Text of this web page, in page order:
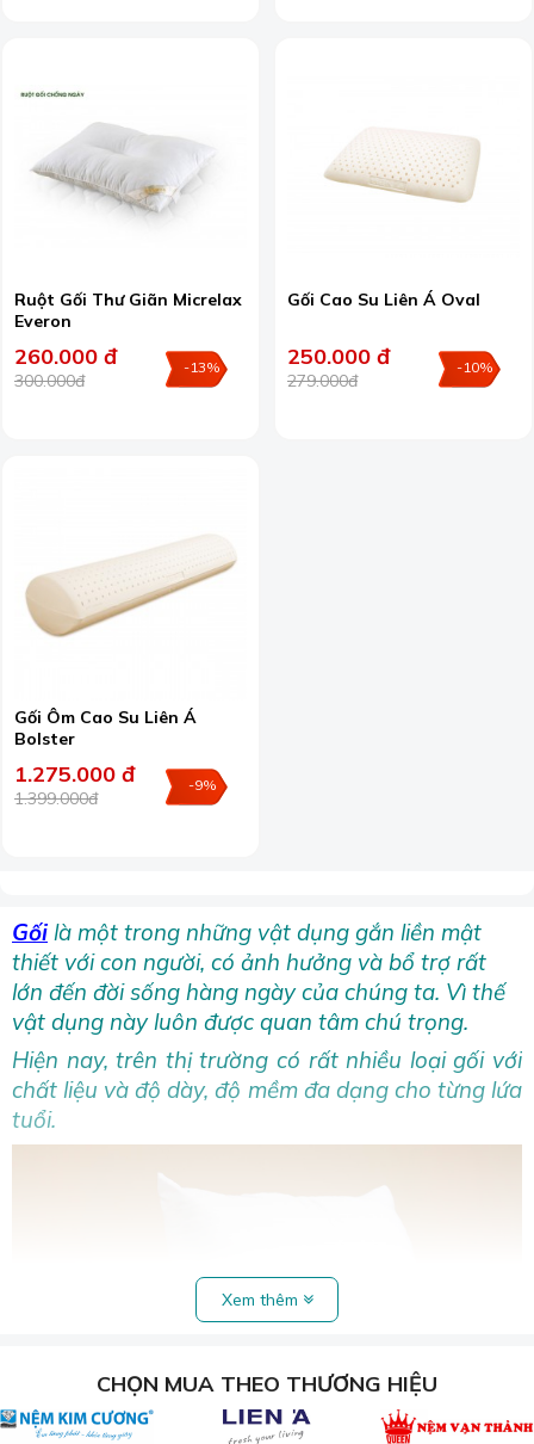
Ruột Gối Thư Giãn Micrelax
Everon
260.000 đ
300.000đ
-13%
Gối Cao Su Liên Á Oval
250.000 đ
279.000đ
-10%
Gối Ôm Cao Su Liên Á
Bolster
1.275.000 đ
1.399.000đ
-9%
Gối là một trong những vật dụng gắn liền mật
thiết với con người, có ảnh hưởng và bổ trợ rất
lớn đến đời sống hàng ngày của chúng ta. Vì thế
vật dụng này luôn được quan tâm chú trọng.
Hiện nay, trên thị trường có rất nhiều loại gối với
chất liệu và độ dày, độ mềm đa dạng cho từng lứa
tuổi.
Xem thêm
CHỌN MUA THEO THƯƠNG HIỆU